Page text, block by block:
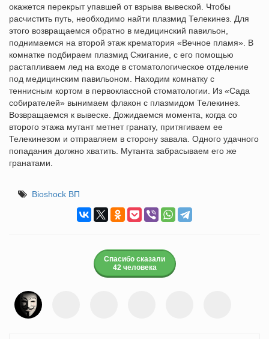
окажется перекрыт упавшей от взрыва вывеской. Чтобы
расчистить путь, необходимо найти плазмид Телекинез. Для
этого возвращаемся обратно в медицинский павильон,
поднимаемся на второй этаж крематория «Вечное пламя». В
комнатке подбираем плазмид Сжигание, с его помощью
растапливаем лед на входе в стоматологическое отделение
под медицинским павильоном. Находим комнатку с
теннисным кортом в первоклассной стоматологии. Из «Сада
собирателей» вынимаем флакон с плазмидом Телекинез.
Возвращаемся к вывеске. Дожидаемся момента, когда со
второго этажа мутант метнет гранату, притягиваем ее
Телекинезом и отправляем в сторону завала. Одного удачного
попадания должно хватить. Мутанта забрасываем его же
гранатами.
Bioshock ВП
Спасибо сказали
42 человека